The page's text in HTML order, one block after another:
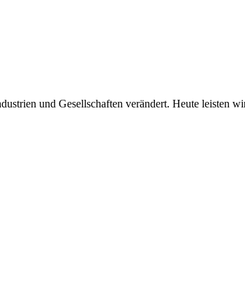
und Gesellschaften verändert. Heute leisten